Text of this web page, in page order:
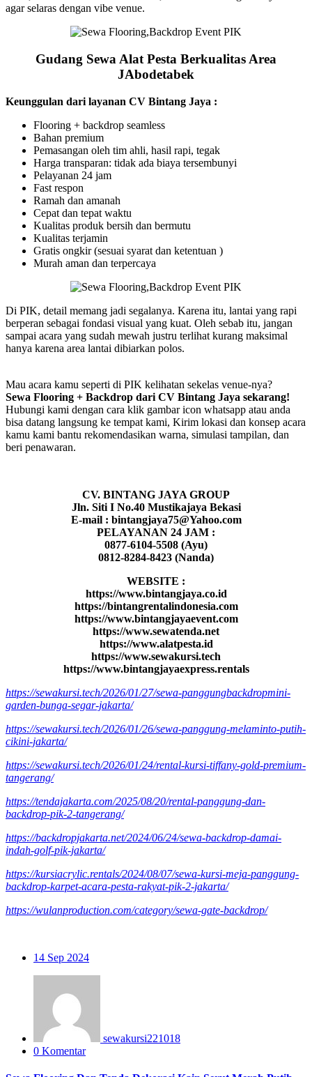
agar selaras dengan vibe venue.
Gudang Sewa Alat Pesta Berkualitas Area
JAbodetabek
Keunggulan dari layanan CV Bintang Jaya :
Flooring + backdrop seamless
Bahan premium
Pemasangan oleh tim ahli, hasil rapi, tegak
Harga transparan: tidak ada biaya tersembunyi
Pelayanan 24 jam
Fast respon
Ramah dan amanah
Cepat dan tepat waktu
Kualitas produk bersih dan bermutu
Kualitas terjamin
Gratis ongkir (sesuai syarat dan ketentuan )
Murah aman dan terpercaya
Di PIK, detail memang jadi segalanya. Karena itu, lantai yang rapi
berperan sebagai fondasi visual yang kuat. Oleh sebab itu, jangan
sampai acara yang sudah mewah justru terlihat kurang maksimal
hanya karena area lantai dibiarkan polos.
Mau acara kamu seperti di PIK kelihatan sekelas venue-nya?
Sewa Flooring + Backdrop dari CV Bintang Jaya sekarang!
Hubungi kami dengan cara klik gambar icon whatsapp atau anda
bisa datang langsung ke tempat kami, Kirim lokasi dan konsep acara
kamu kami bantu rekomendasikan warna, simulasi tampilan, dan
beri penawaran.
CV. BINTANG JAYA GROUP
Jln. Siti I No.40 Mustikajaya Bekasi
E-mail : bintangjaya75@Yahoo.com
PELAYANAN 24 JAM :
0877-6104-5508 (Ayu)
0812-8284-8423 (Nanda)
WEBSITE :
https://www.bintangjaya.co.id
https://bintangrentalindonesia.com
https://www.bintangjayaevent.com
https://www.sewatenda.net
https://www.alatpesta.id
https://www.sewakursi.tech
https://www.bintangjayaexpress.rentals
https://sewakursi.tech/2026/01/27/sewa-panggungbackdropmini-
garden-bunga-segar-jakarta/
https://sewakursi.tech/2026/01/26/sewa-panggung-melaminto-putih-
cikini-jakarta/
https://sewakursi.tech/2026/01/24/rental-kursi-tiffany-gold-premium-
tangerang/
https://tendajakarta.com/2025/08/20/rental-panggung-dan-
backdrop-pik-2-tangerang/
https://backdropjakarta.net/2024/06/24/sewa-backdrop-damai-
indah-golf-pik-jakarta/
https://kursiacrylic.rentals/2024/08/07/sewa-kursi-meja-panggung-
backdrop-karpet-acara-pesta-rakyat-pik-2-jakarta/
https://wulanproduction.com/category/sewa-gate-backdrop/
14 Sep 2024
sewakursi221018
0 Komentar